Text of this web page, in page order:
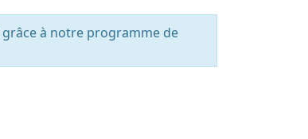
grâce à notre programme de